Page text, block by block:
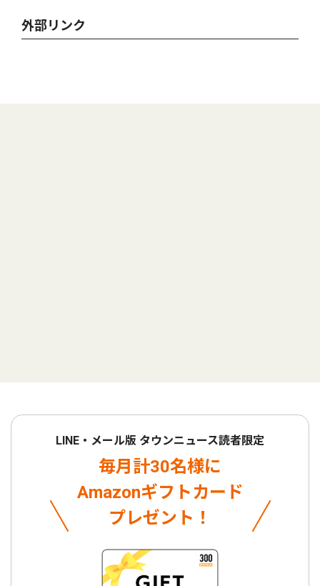
外部リンク
LINE・メール版 タウンニュース読者限定
毎月計30名様に
Amazonギフトカード
プレゼント！